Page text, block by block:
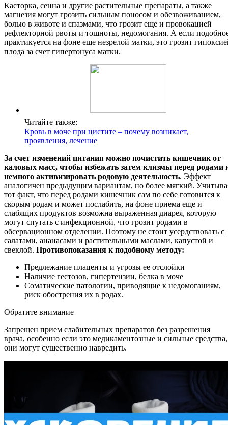
Касторка, сенна и другие растительные препараты, а также
магнезия могут грозить сильным поносом и обезвоживанием,
болью в животе и спазмами, что грозит еще и провокацией
рефлекторной рвоты и тошноты, недомогания. А если
практикуется на фоне еще незрелой матки, это грозит
плода за счет гипертонуса матки.
Читайте также:
Кровь в моче при цистите – почему возникает,
проявления, лечение
За счет изменений питания можно почистить кишечник от
каловых масс, чтобы избежать затем клизмы перед родами
немного активизировать родовую деятельность. Эффект
аналогичен предыдущим вариантам, но более мягкий.
тот факт, что перед родами кишечник сам по себе готовится к
скорым родам и может послабить, на фоне приема еще и
слабящих продуктов возможна выраженная диарея, которую
могут спутать с инфекционной, что грозит родами в
обсервационном отделении. Поэтому не стоит усердствовать с
салатами, ананасами и растительными маслами, капустой и
свеклой. Противопоказания к подобному методу:
Предлежание плаценты и угрозы ее отслойки
Наличие гестозов, гипертензии, белка в моче
Соматические патологии, приводящие к недомоганиям,
риск обострения их в родах.
Обратите внимание
Запрещен прием слабительных препаратов без разрешения
врача, особенно если это медикаментозные и сильные средства,
они могут существенно навредить.